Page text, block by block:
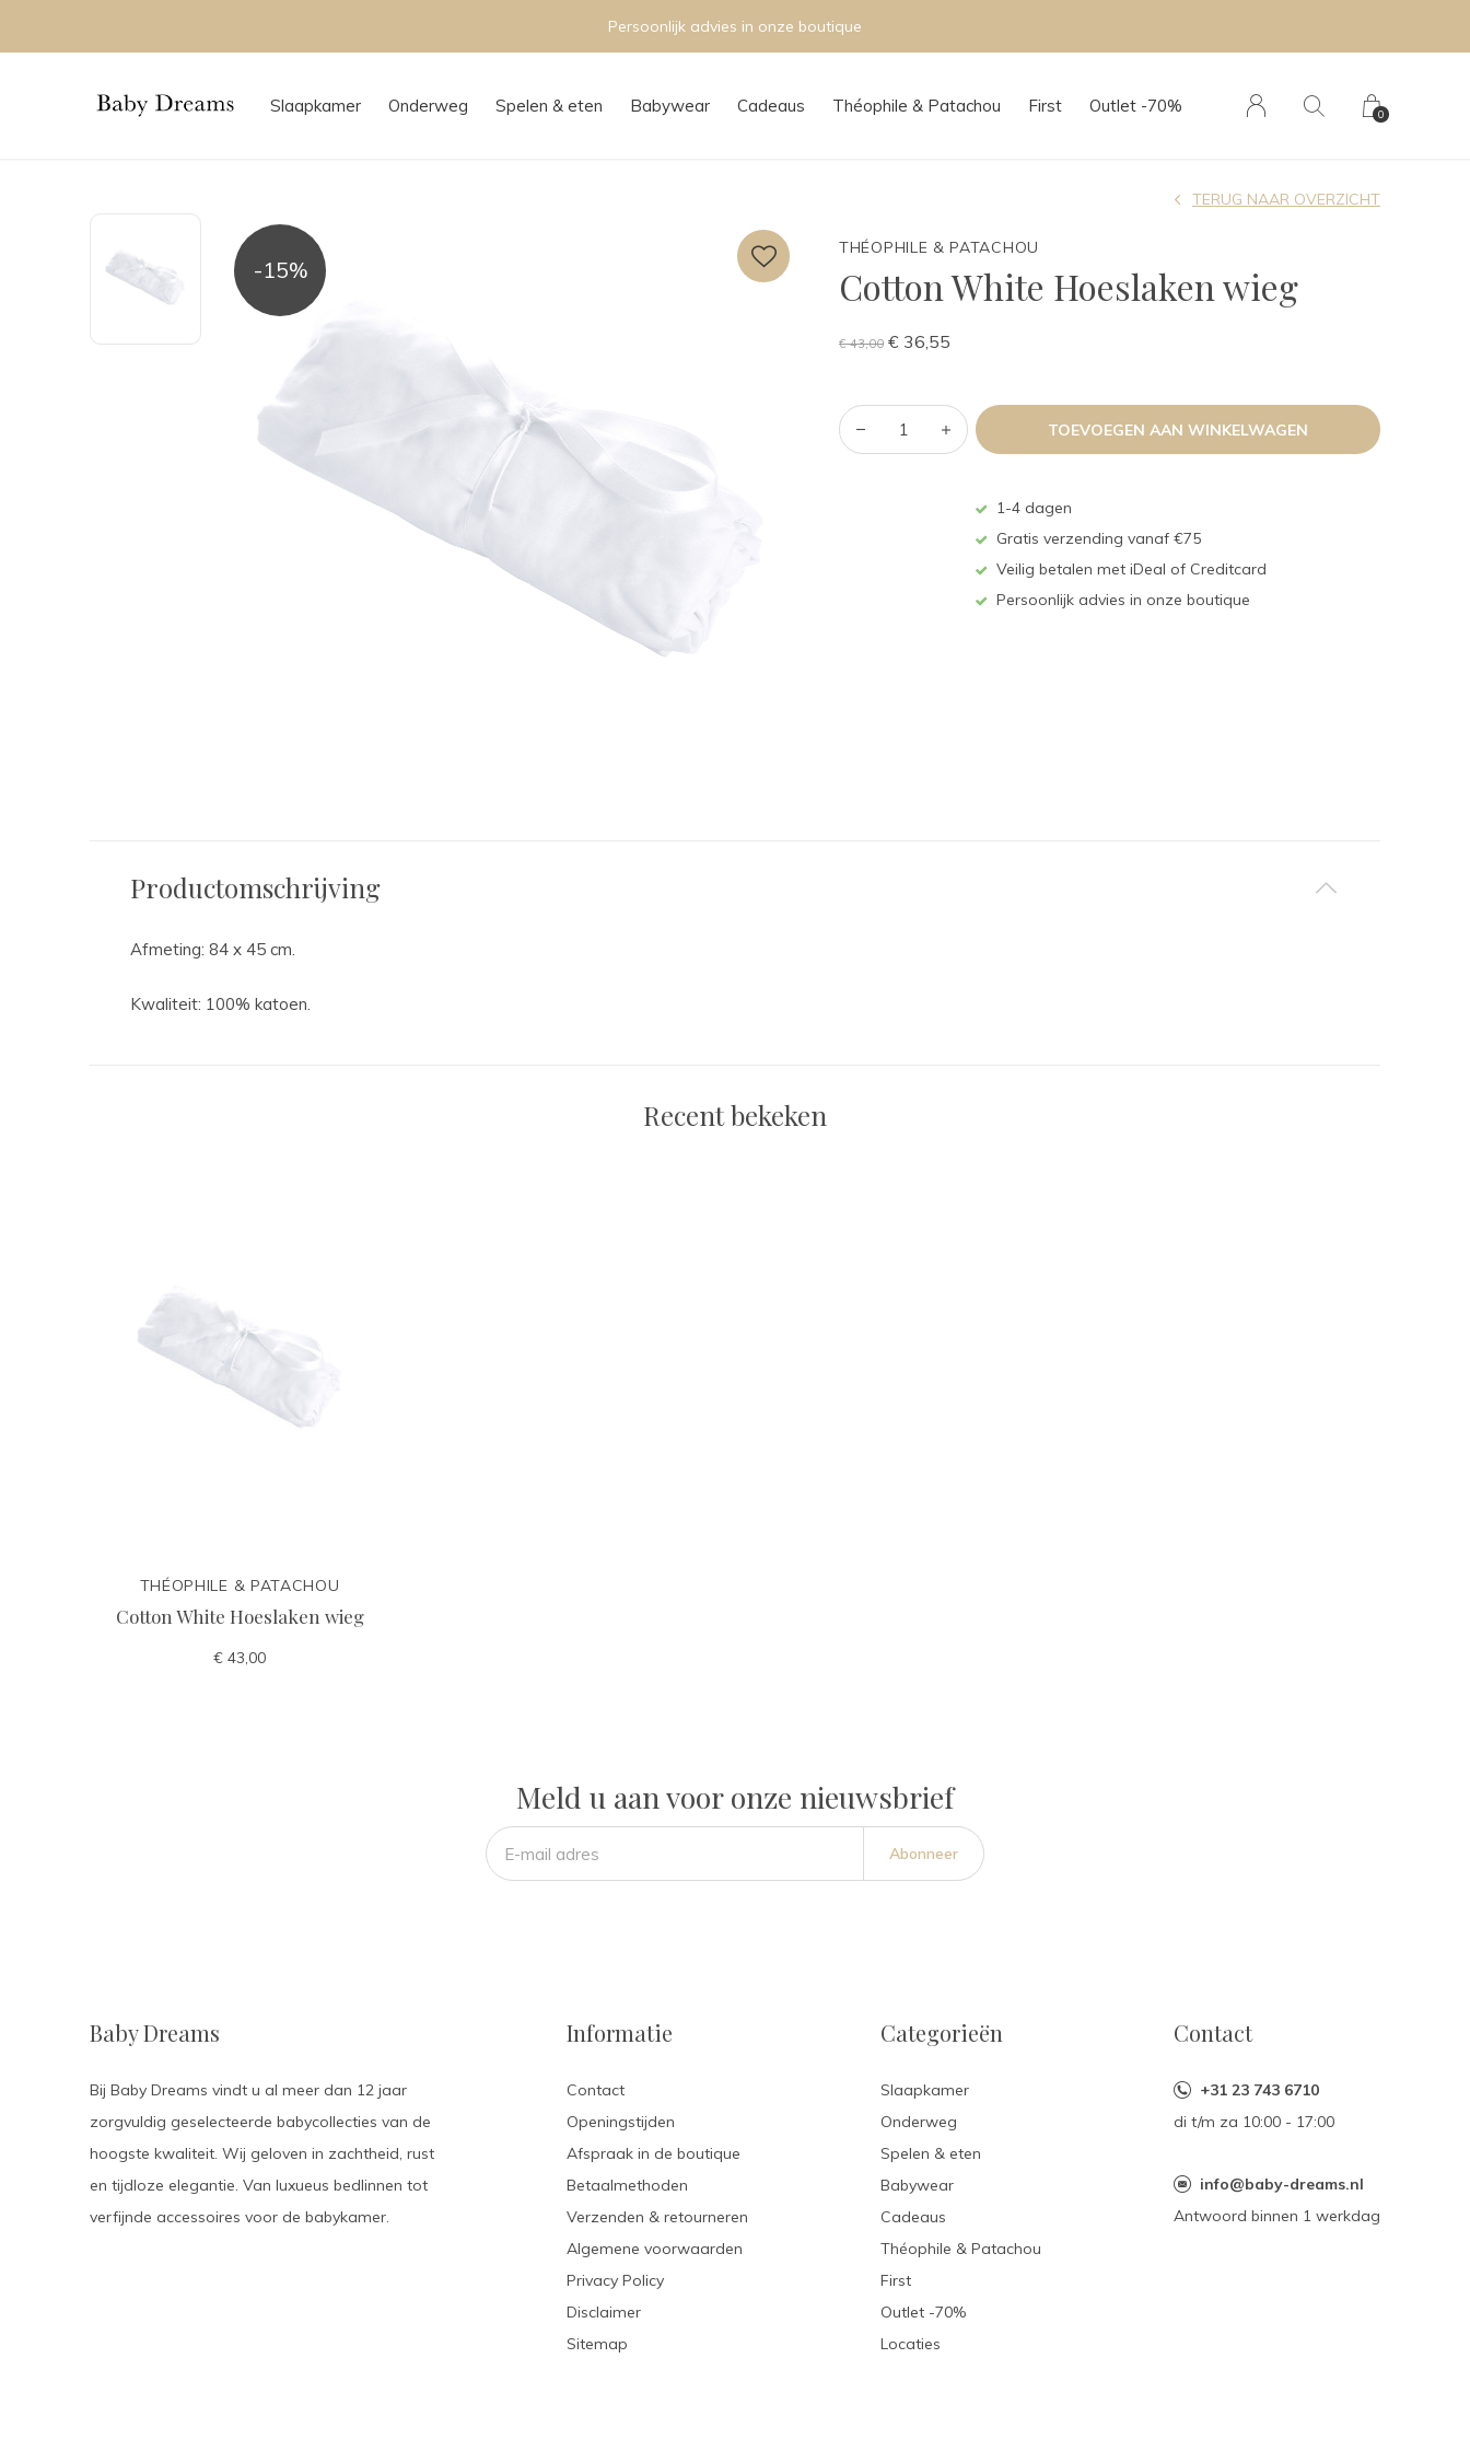
Slaapkamer Onderweg Spelen & eten Babywear Cadeaus Théophile & Patachou First Outlet -70% 0
Persoonlijk advies in onze boutique
-15%
THÉOPHILE & PATACHOU
Cotton White Hoeslaken wieg
TERUG NAAR OVERZICHT
€ 43,00 € 36,55
TOEVOEGEN AAN WINKELWAGEN
1-4 dagen
Gratis verzending vanaf €75
Veilig betalen met iDeal of Creditcard
Persoonlijk advies in onze boutique
Productomschrijving
Afmeting: 84 x 45 cm.
Kwaliteit: 100% katoen.
Recent bekeken
THÉOPHILE & PATACHOU
Cotton White Hoeslaken wieg
€ 43,00
Meld u aan voor onze nieuwsbrief
Abonneer
Baby Dreams
Bij Baby Dreams vindt u al meer dan 12 jaar
zorgvuldig geselecteerde babycollecties van de
hoogste kwaliteit. Wij geloven in zachtheid, rust
en tijdloze elegantie. Van luxueus bedlinnen tot
verfijnde accessoires voor de babykamer.
Informatie
Contact
Openingstijden
Afspraak in de boutique
Betaalmethoden
Verzenden & retourneren
Algemene voorwaarden
Privacy Policy
Disclaimer
Sitemap
Categorieën
Slaapkamer
Onderweg
Spelen & eten
Babywear
Cadeaus
Théophile & Patachou
First
Outlet -70%
Locaties
Contact
+31 23 743 6710
di t/m za 10:00 - 17:00
info@baby-dreams.nl
Antwoord binnen 1 werkdag